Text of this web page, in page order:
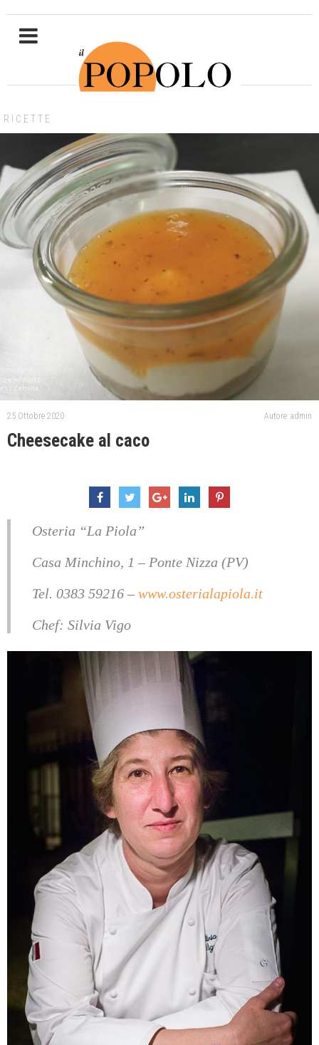
RICETTE
25 Ottobre 2020 Autore: admin
Cheesecake al caco
Osteria “La Piola”
Casa Minchino, 1 – Ponte Nizza (PV)
Tel. 0383 59216 – www.osterialapiola.it
Chef: Silvia Vigo